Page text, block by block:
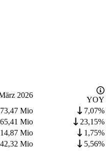
2026
YOY
Mio
7,07%
65,41 Mio
23,15%
14,87 Mio
1,75%
42,32 Mio 5,56%